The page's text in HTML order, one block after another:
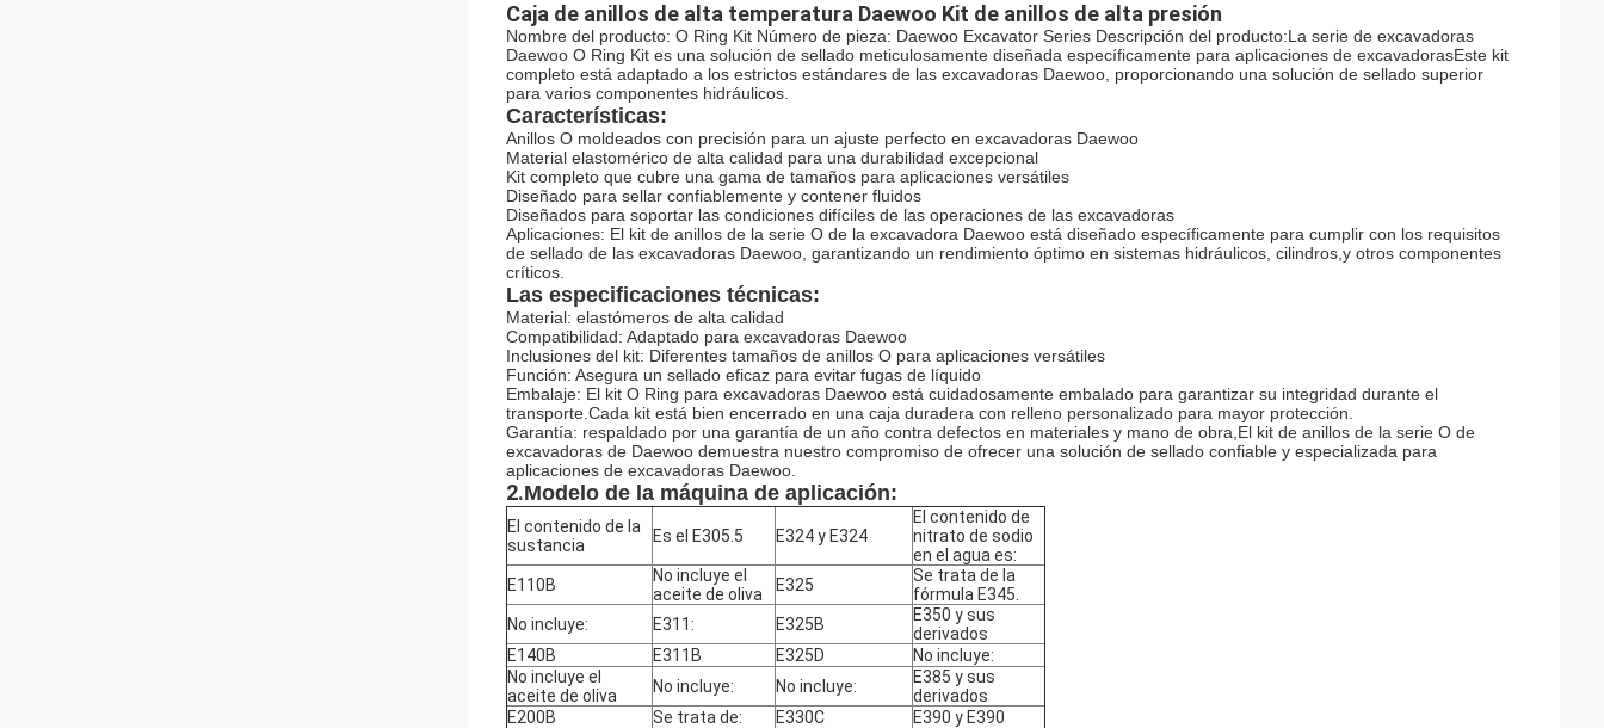
Caja de anillos de alta temperatura Daewoo Kit de anillos de alta presión
Nombre del producto: O Ring Kit Número de pieza: Daewoo Excavator Series Descripción del producto:La serie de excavadoras
Daewoo O Ring Kit es una solución de sellado meticulosamente diseñada específicamente para aplicaciones de excavadorasEste kit
completo está adaptado a los estrictos estándares de las excavadoras Daewoo, proporcionando una solución de sellado superior
para varios componentes hidráulicos.
Características:
Anillos O moldeados con precisión para un ajuste perfecto en excavadoras Daewoo
Material elastomérico de alta calidad para una durabilidad excepcional
Kit completo que cubre una gama de tamaños para aplicaciones versátiles
Diseñado para sellar confiablemente y contener fluidos
Diseñados para soportar las condiciones difíciles de las operaciones de las excavadoras
Aplicaciones: El kit de anillos de la serie O de la excavadora Daewoo está diseñado específicamente para cumplir con los requisitos
de sellado de las excavadoras Daewoo, garantizando un rendimiento óptimo en sistemas hidráulicos, cilindros,y otros componentes
críticos.
Las especificaciones técnicas:
Material: elastómeros de alta calidad
Compatibilidad: Adaptado para excavadoras Daewoo
Inclusiones del kit: Diferentes tamaños de anillos O para aplicaciones versátiles
Función: Asegura un sellado eficaz para evitar fugas de líquido
Embalaje: El kit O Ring para excavadoras Daewoo está cuidadosamente embalado para garantizar su integridad durante el
transporte.Cada kit está bien encerrado en una caja duradera con relleno personalizado para mayor protección.
Garantía: respaldado por una garantía de un año contra defectos en materiales y mano de obra,El kit de anillos de la serie O de
excavadoras de Daewoo demuestra nuestro compromiso de ofrecer una solución de sellado confiable y especializada para
aplicaciones de excavadoras Daewoo.
2.Modelo de la máquina de aplicación:
El contenido de la
sustancia
Es el E305.5 E324 y E324
El contenido de
nitrato de sodio
en el agua es:
E110B
No incluye el
aceite de oliva
E325
Se trata de la
fórmula E345.
No incluye:
E311: E325B
E350 y sus
derivados
E140B
E311B E325D
No incluye:
No incluye el
aceite de oliva
No incluye: No incluye:
E385 y sus
derivados
E200B
Se trata de: E330C
E390 y E390